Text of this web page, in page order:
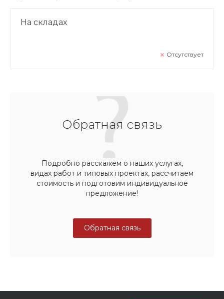
На складах
Отсутствует
Обратная связь
Подробно расскажем о наших услугах,
видах работ и типовых проектах, рассчитаем
стоимость и подготовим индивидуальное
предложение!
Обратная связь